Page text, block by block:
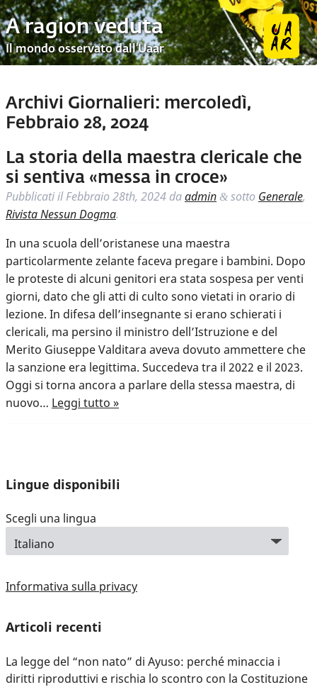
A ragion veduta
Il mondo osservato dall’Uaar
Archivi Giornalieri: mercoledì,
Febbraio 28, 2024
La storia della maestra clericale che
si sentiva «messa in croce»
Pubblicati ilFebbraio 28th, 2024 daadmin & sotto Generale,
Rivista Nessun Dogma.
In una scuola dell’oristanese una maestra
particolarmente zelante faceva pregare i bambini. Dopo
le proteste di alcuni genitori era stata sospesa per venti
giorni, dato che gli atti di culto sono vietati in orario di
lezione. In difesa dell’insegnante si erano schierati i
clericali, ma persino il ministro dell’Istruzione e del
Merito Giuseppe Valditara aveva dovuto ammettere che
la sanzione era legittima. Succedeva tra il 2022 e il 2023.
Oggi si torna ancora a parlare della stessa maestra, di
nuovo… Leggi tutto »
Lingue disponibili
Scegli una lingua
Informativa sulla privacy
Articoli recenti
La legge del “non nato” di Ayuso: perché minaccia i
diritti riproduttivi e rischia lo scontro con la Costituzione